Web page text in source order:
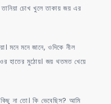
তানিয়া চোখ খুলে তাকায় জয় এর
মনে মনে জানে, ওদিকে নীল
হাতের মুঠোয়। জয় থতমত খেয়ে
না তো। কি ভেবেছিস? আমি